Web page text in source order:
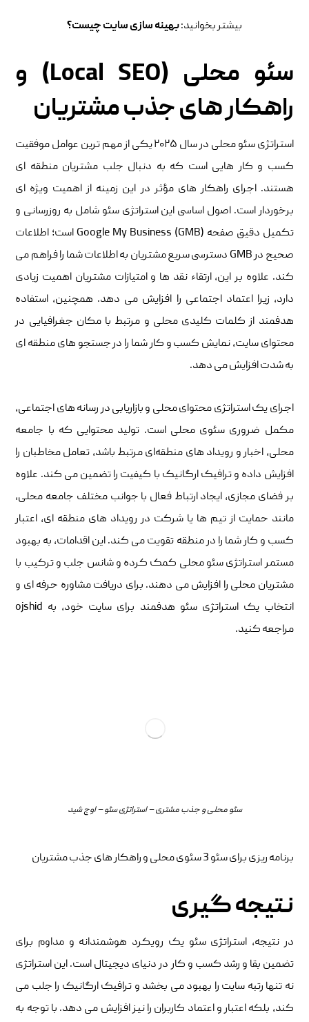
بیشتر بخوانید:بهینه سازی سایت چیست؟
سئو محلی (Local SEO) و
راهکار های جذب مشتریان
استراتژی سئو محلی در سال ۲۰۲۵ یکی از مهم ‌ترین عوامل موفقیت
کسب‌ و کار هایی است که به دنبال جلب مشتریان منطقه ‌ای
هستند. اجرای راهکار های مؤثر در این زمینه از اهمیت ویژه ‌ای
برخوردار است. اصول اساسی این استراتژی سئو شامل به‌ روزرسانی و
تکمیل دقیق صفحه Google My Business (GMB) است؛ اطلاعات
صحیح در GMB دسترسی سریع مشتریان به اطلاعات شما را فراهم می
‌کند. علاوه بر این، ارتقاء نقد ها و امتیازات مشتریان اهمیت زیادی
دارد، زیرا اعتماد اجتماعی را افزایش می ‌دهد. همچنین، استفاده
هدفمند از کلمات کلیدی محلی و مرتبط با مکان جغرافیایی در
محتوای سایت، نمایش کسب ‌و کار شما را در جستجو های منطقه‌ ای
به شدت افزایش می ‌دهد.
اجرای یک استراتژی محتوای محلی و بازاریابی در رسانه‌ های اجتماعی،
مکمل ضروری سئوی محلی است. تولید محتوایی که با جامعه
محلی، اخبار و رویداد های منطقه‌ای مرتبط باشد، تعامل مخاطبان را
افزایش داده و ترافیک ارگانیک با کیفیت را تضمین می ‌کند. علاوه
بر فضای مجازی، ایجاد ارتباط فعال با جوانب مختلف جامعه محلی،
مانند حمایت از تیم‌ ها یا شرکت در رویداد های منطقه‌ ای، اعتبار
کسب ‌و کار شما را در منطقه تقویت می ‌کند. این اقدامات، به بهبود
مستمر استراتژی سئو محلی کمک کرده و شانس جلب و ترکیب با
مشتریان محلی را افزایش می ‌دهند. برای دریافت مشاوره حرفه ‌ای و
انتخاب یک استراتژی سئو هدفمند برای سایت خود، به ojshid
مراجعه کنید.
سئو محلی و جذب مشتری – استراتژی سئو – اوج شید
برنامه‌ ریزی برای سئو 3 سئوی محلی و راهکار های جذب مشتریان
نتیجه گیری
در نتیجه، استراتژی سئو یک رویکرد هوشمندانه و مداوم برای
تضمین بقا و رشد کسب ‌و کار در دنیای دیجیتال است. این استراتژی
نه تنها رتبه سایت را بهبود می ‌بخشد و ترافیک ارگانیک را جلب می‌
کند، بلکه اعتبار و اعتماد کاربران را نیز افزایش می‌ دهد. با توجه به